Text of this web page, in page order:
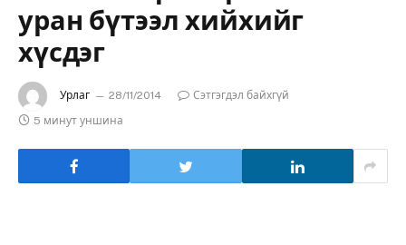
уран бүтээл хийхийг
хүсдэг
Урлаг 28/11/2014
Сэтгэгдэл байхгүй
5 минут уншина